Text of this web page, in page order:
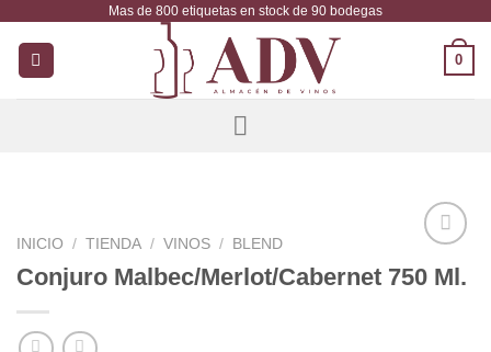
contenido
Mas de 800 etiquetas en stock de 90 bodegas
0
Añadir
a la
INICIO / TIENDA / VINOS / BLEND
Conjuro Malbec/Merlot/Cabernet 750 Ml.